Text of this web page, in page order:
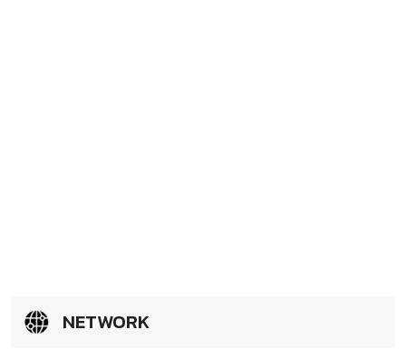
NETWORK